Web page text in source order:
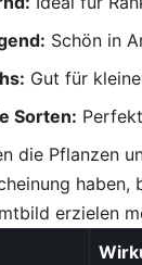
Schön in
Gut für
Sorten:
die Pflanzen
erzielen